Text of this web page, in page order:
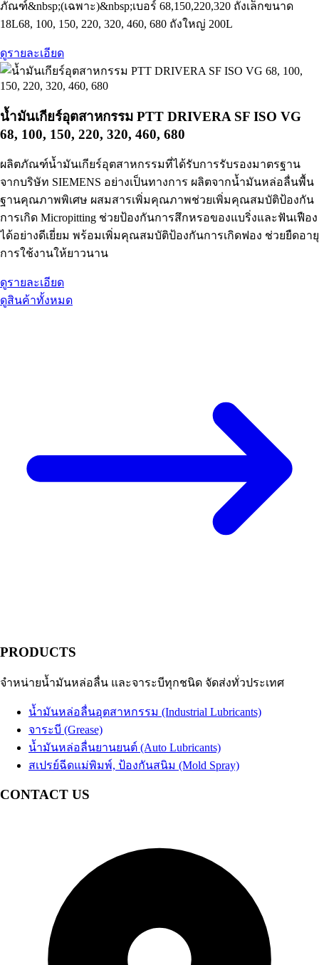
ภัณฑ์&nbsp;(เฉพาะ)&nbsp;เบอร์ 68,150,220,320 ถังเล็กขนาด
18L68, 100, 150, 220, 320, 460, 680 ถังใหญ่ 200L
ดูรายละเอียด
น้ำมันเกียร์อุตสาหกรรม PTT DRIVERA SF ISO VG
68, 100, 150, 220, 320, 460, 680
ผลิตภัณฑ์น้ำมันเกียร์อุตสาหกรรมที่ได้รับการรับรองมาตรฐาน
จากบริษัท SIEMENS อย่างเป็นทางการ ผลิตจากน้ำมันหล่อลื่นพื้น
ฐานคุณภาพพิเศษ ผสมสารเพิ่มคุณภาพช่วยเพิ่มคุณสมบัติป้องกัน
การเกิด Micropitting ช่วยป้องกันการสึกหรอของแบริ่งและฟันเฟือง
ได้อย่างดีเยี่ยม พร้อมเพิ่มคุณสมบัติป้องกันการเกิดฟอง ช่วยยืดอายุ
การใช้งานให้ยาวนาน
ดูรายละเอียด
ดูสินค้าทั้งหมด
PRODUCTS
จำหน่ายน้ำมันหล่อลื่น และจาระบีทุกชนิด จัดส่งทั่วประเทศ
น้ำมันหล่อลื่นอุตสาหกรรม (Industrial Lubricants)
จาระบี (Grease)
น้ำมันหล่อลื่นยานยนต์ (Auto Lubricants)
สเปรย์ฉีดแม่พิมพ์, ป้องกันสนิม (Mold Spray)
CONTACT US